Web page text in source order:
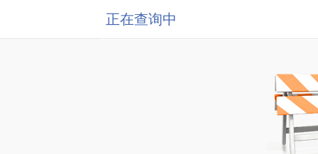
正在查询中